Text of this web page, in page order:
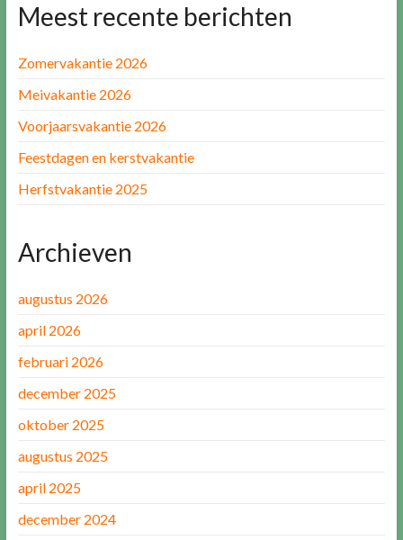
Meest recente berichten
Zomervakantie 2026
Meivakantie 2026
Voorjaarsvakantie 2026
Feestdagen en kerstvakantie
Herfstvakantie 2025
Archieven
augustus 2026
april 2026
februari 2026
december 2025
oktober 2025
augustus 2025
april 2025
december 2024